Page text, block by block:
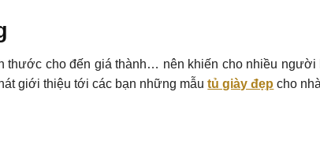
thước cho đến giá thành… nên khiến cho nhiều người
giới thiệu tới các bạn những mẫutủ giày đẹp cho